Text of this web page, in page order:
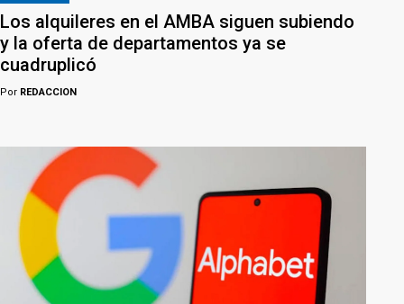
Los alquileres en el AMBA siguen subiendo
y la oferta de departamentos ya se
cuadruplicó
Por REDACCION